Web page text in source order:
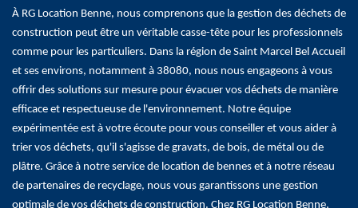
À RG Location Benne, nous comprenons que la gestion des déchets de
construction peut être un véritable casse-tête pour les professionnels
comme pour les particuliers. Dans la région de Saint Marcel Bel Accueil
et ses environs, notamment à 38080, nous nous engageons à vous
offrir des solutions sur mesure pour évacuer vos déchets de manière
efficace et respectueuse de l'environnement. Notre équipe
expérimentée est à votre écoute pour vous conseiller et vous aider à
trier vos déchets, qu'il s'agisse de gravats, de bois, de métal ou de
plâtre. Grâce à notre service de location de bennes et à notre réseau
de partenaires de recyclage, nous vous garantissons une gestion
optimale de vos déchets de construction. Chez RG Location Benne,